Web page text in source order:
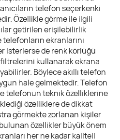
telefon seçerkenki
Özellikle görme ile ilgili
getirilen erişilebilirlik
ekranlarını
isterlerse de renk körlüğü
kullanarak ekrana
Böylece akıllı telefon
hale gelmektedir. Telefon
telefonun teknik özelliklerine
özelliklere de dikkat
görmekte zorlanan kişiler
özellikler büyük önem
her ne kadar kaliteli